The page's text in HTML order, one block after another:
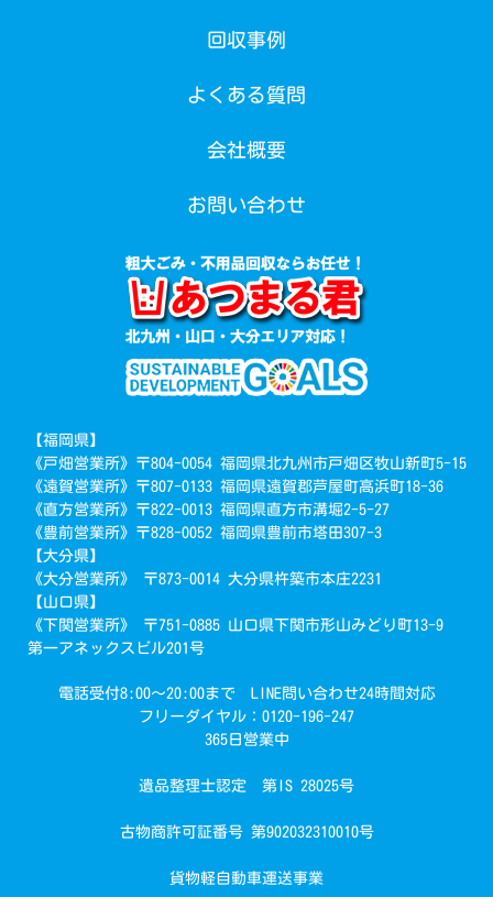
で簡単回収
回収事例
よくある質問
会社概要
お問い合わせ
【福岡県】
《戸畑営業所》〒804-0054 福岡県北九州市戸畑区牧山新町5-15
《遠賀営業所》〒807-0133 福岡県遠賀郡芦屋町高浜町18-36
《直方営業所》〒822-0013 福岡県直方市溝堀2-5-27
《豊前営業所》〒828-0052 福岡県豊前市塔田307-3
【大分県】
《大分営業所》 〒873-0014 大分県杵築市本庄2231
【山口県】
《下関営業所》 〒751-0885 山口県下関市形山みどり町13-9
第一アネックスビル201号
電話受付8:00～20:00まで LINE問い合わせ24時間対応
フリーダイヤル：0120-196-247
365日営業中
遺品整理士認定 第IS 28025号
古物商許可証番号 第902032310010号
貨物軽自動車運送事業